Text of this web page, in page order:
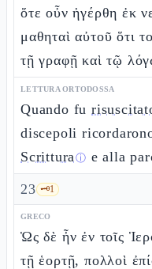
ὅτε οὖν ἠγέρθη ἐκ
μαθηταὶ αὐτοῦ ὅτι
τῇ γραφῇ καὶ τῷ
LETTURA ORTODOSSA
Quando fu
discepoli
Scritturaⓘ e alla
23 🗝️1
GRECO
Ὡς δὲ ἦν ἐν τοῖς
τῇ ἑορτῇ, πολλοὶ